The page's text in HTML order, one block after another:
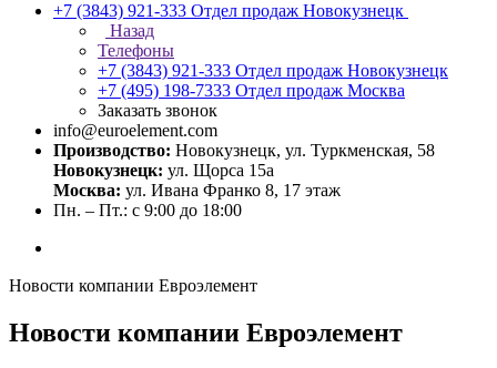
+7 (3843) 921-333 Отдел продаж Новокузнецк
Назад
Телефоны
+7 (3843) 921-333 Отдел продаж Новокузнецк
+7 (495) 198-7333 Отдел продаж Москва
Заказать звонок
info@euroelement.com
Производство: Новокузнецк, ул. Туркменская, 58
Новокузнецк: ул. Щорса 15а
Москва: ул. Ивана Франко 8, 17 этаж
Пн. – Пт.: с 9:00 до 18:00
Новости компании Евроэлемент
Новости компании Евроэлемент